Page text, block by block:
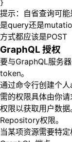
提示：自省查询可
是query还是
方式都应该是POST
GraphQL 授权
要与GraphQL服务
token。
通过命令行创建个
需的权限具体由你
权限以获取用户数
Repository权限。
当某项资源需要特定